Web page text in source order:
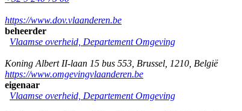
https://www.dov.vlaanderen.be
beheerder
Vlaamse overheid, Departement Omgeving
Koning Albert II-laan 15 bus 553 Brussel 1210 België
https://www.omgevingvlaanderen.be
eigenaar
Vlaamse overheid, Departement Omgeving